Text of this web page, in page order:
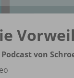
Podcast von